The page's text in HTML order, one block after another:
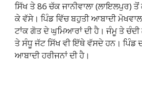
ਸਿੱਖ ਤੇ 86 ਚੱਕ ਜਾਨੀਵਾਲਾ (ਲਾਇਲਪੁਰ)
ਕੇ ਵੱਸੇ। ਪਿੰਡ ਵਿੱਚ ਬਹੁਤੀ ਆਬਾਦੀ
ਟਾਂਕ ਗੋਤ ਦੇ ਘੁਮਿਆਰਾਂ ਦੀ ਹੈ। ਜੰਮੂ ਤੇ
ਤੇ ਸੰਧੂ ਜੱਟ ਸਿੱਖ ਵੀ ਇੱਥੇ ਵੱਸਦੇ ਹਨ। ਪਿੰਡ
ਆਬਾਦੀ ਹਰੀਜਨਾਂ ਦੀ ਹੈ।